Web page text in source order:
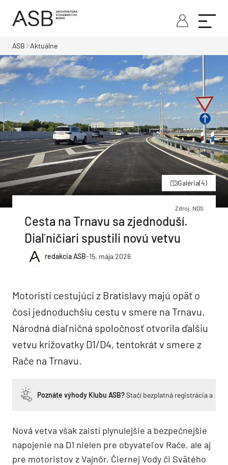
ASB Aktuálne
Galéria(4)
Zdroj: NDS
Cesta na Trnavu sa zjednoduší.
Diaľničiari spustili novú vetvu
redakcia ASB-15. mája 2026
Motoristi cestujúci z Bratislavy majú opäť o
čosi jednoduchšiu cestu v smere na Trnavu.
Národná diaľničná spoločnosť otvorila ďalšiu
vetvu križovatky D1/D4, tentokrát v smere z
Rače na Trnavu.
Poznáte výhody Klubu ASB?Stačí bezplatná registrácia a
Nová vetva však zaistí plynulejšie a bezpečnejšie
napojenie na D1 nielen pre obyvateľov Rače, ale aj
pre motoristov z Vajnôr, Čiernej Vody či Svätého